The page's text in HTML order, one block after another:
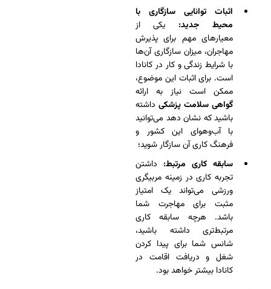
اثبات توانایی سازگاری با
محیط جدید: یکی از
معیارهای مهم برای پذیرش
مهاجران، میزان سازگاری آن‌ها
با شرایط زندگی و کار در کانادا
است. برای اثبات این موضوع،
ممکن است نیاز به ارائه
گواهی سلامت پزشکی داشته
باشید که نشان دهد می‌توانید
با آب‌وهوای این کشور و
فرهنگ کاری آن سازگار شوید؛
سابقه کاری مرتبط: داشتن
تجربه کاری در زمینه مربیگری
ورزشی می‌تواند یک امتیاز
مثبت برای مهاجرت شما
باشد. هرچه سابقه کاری
مرتبط‌تری داشته باشید،
شانس شما برای پیدا کردن
شغل و دریافت اقامت در
کانادا بیشتر خواهد بود.